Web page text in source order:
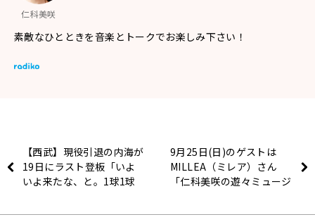
仁科美咲
素敵なひとときを音楽とトークでお楽しみ下さい！
【西武】現役引退の内海が
19日にラスト登板「いよ
いよ来たな、と。1球1球
9月25日(日)のゲストは
MILLEA（ミレア）さん
「仁科美咲の遊々ミュージ